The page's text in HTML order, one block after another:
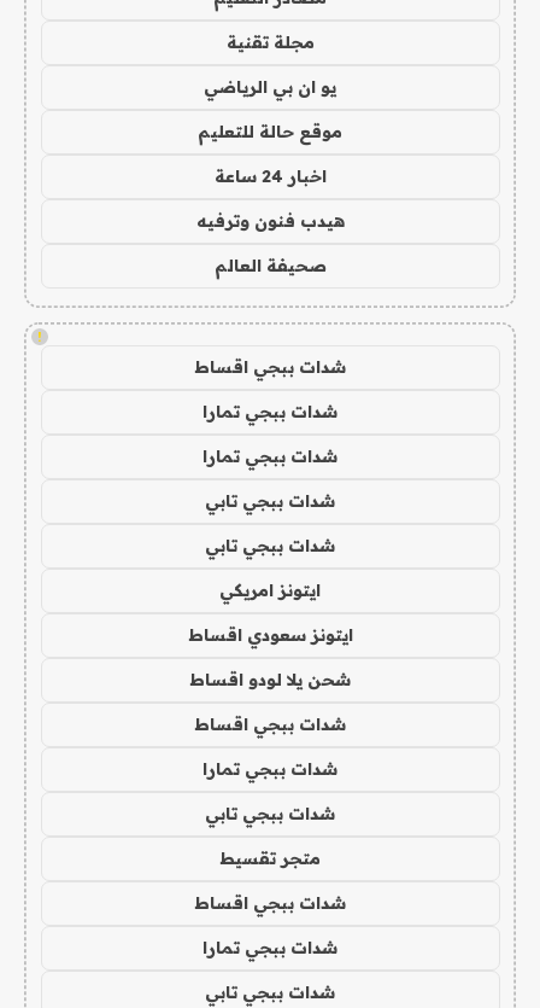
مجلة تقنية
يو ان بي الرياضي
موقع حالة للتعليم
اخبار 24 ساعة
هيدب فنون وترفيه
صحيفة العالم
!
شدات ببجي اقساط
شدات ببجي تمارا
شدات ببجي تمارا
شدات ببجي تابي
شدات ببجي تابي
ايتونز امريكي
ايتونز سعودي اقساط
شحن يلا لودو اقساط
شدات ببجي اقساط
شدات ببجي تمارا
شدات ببجي تابي
متجر تقسيط
شدات ببجي اقساط
شدات ببجي تمارا
شدات ببجي تابي